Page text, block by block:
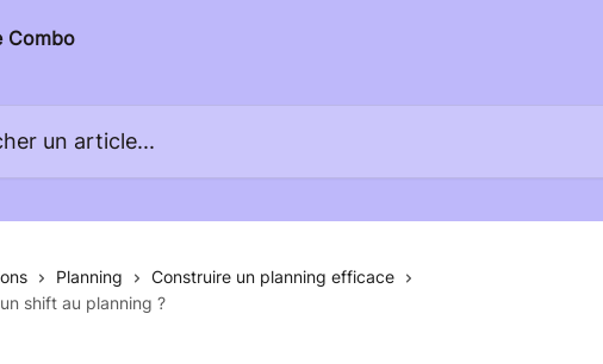
Planning
Construire un planning efficace
shift au planning ?